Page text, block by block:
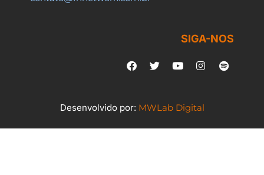
SIGA-NOS
Desenvolvido por: MWLab Digital